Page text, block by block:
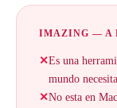
IMAZING — A
✕Es una
mundo
✕No esta en